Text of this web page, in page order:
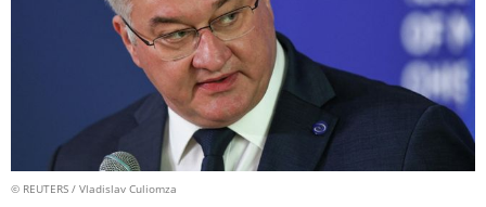
© REUTERS / Vladislav Culiomza